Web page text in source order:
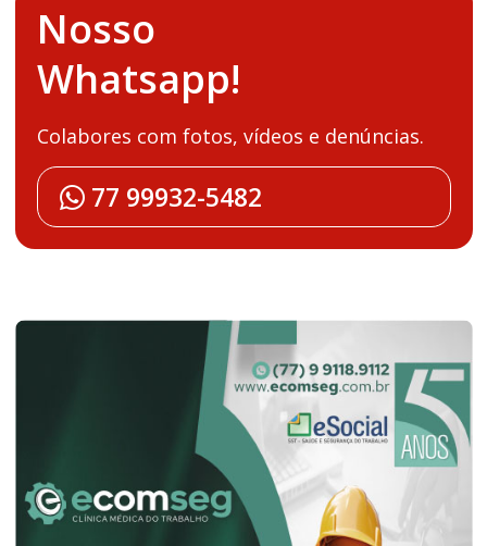
Nosso
Whatsapp!
Colabores com fotos, vídeos e denúncias.
77 99932-5482